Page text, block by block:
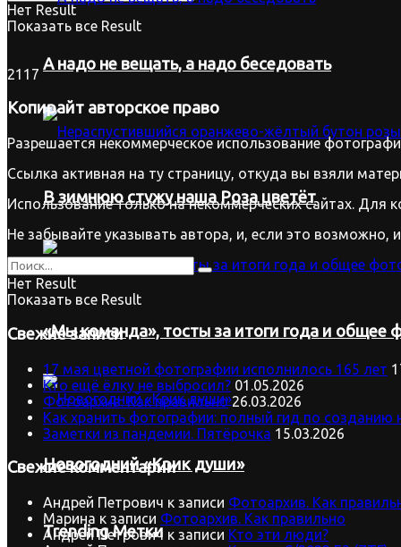
Нет Result
Показать все Result
А надо не вещать, а надо беседовать
В зимнюю стужу наша Роза цветёт
«Мы команда», тосты за итоги года и общее
Новогодний «Крик души»
Trending Метки
2117
Копирайт авторское право
Разрешается некоммерческое использование
Ссылка активная на ту страницу, откуда вы взяли
Использование только на некоммерческих сайтах.
Не забывайте указывать автора, и, если это возможно,
Нет Result
Показать все Result
Свежие записи
17 мая цветной фотографии исполнилось 165 лет
Кто ещё ёлку не выбросил? 01.05.2026
Фотоархив. Как правильно 26.03.2026
Как хранить фотографии: полный гид по созданию
Заметки из пандемии. Пятёрочка 15.03.2026
Свежие комментарии
Андрей Петрович к записи Фотоархив. Как
Марина к записи Фотоархив. Как правильно
Андрей Петрович к записи Кто эти люди?